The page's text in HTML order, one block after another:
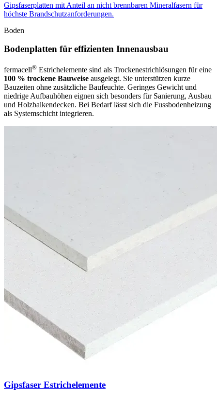
Gipsfaserplatten mit Anteil an nicht brennbaren Mineralfasern für
höchste Brandschutzanforderungen.
Boden
Bodenplatten für effizienten Innenausbau
fermacell® Estrichelemente sind als Trockenestrichlösungen für eine
100 % trockene Bauweise ausgelegt. Sie unterstützen kurze
Bauzeiten ohne zusätzliche Baufeuchte. Geringes Gewicht und
niedrige Aufbauhöhen eignen sich besonders für Sanierung, Ausbau
und Holzbalkendecken. Bei Bedarf lässt sich die Fussbodenheizung
als Systemschicht integrieren.
Gipsfaser Estrichelemente